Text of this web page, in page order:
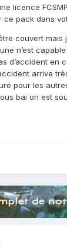
licence
ce pack dans
couvert mais
n’est
d’accident en
arrive
pour les
bai on est